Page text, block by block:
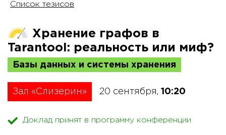
Список тезисов
Хранение графов в
Tarantool: реальность или миф?
Базы данных и системы хранения
Зал «Слизерин» 20 сентября, 10:20
Доклад принят в программу конференции